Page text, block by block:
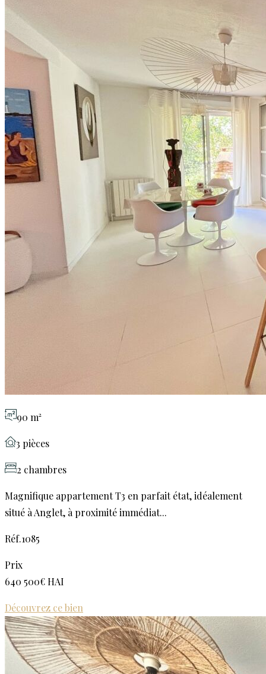
90 m²
3 pièces
2 chambres
Magnifique appartement T3 en parfait état, idéalement
situé à Anglet, à proximité immédiat...
Réf.1085
Prix
640 500€ HAI
Découvrez ce bien